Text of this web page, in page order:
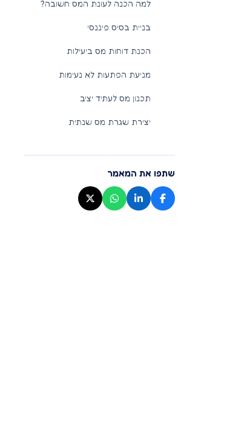
למה הכנה לעונת המס חשובה?
בניית בסיס פיננסי
הכנת דוחות מס ביעילות
מניעת הפתעות לא נעימות
תכנון מס לעתיד יציב
יצירת שגרת מס שנתית
שתפו את המאמר